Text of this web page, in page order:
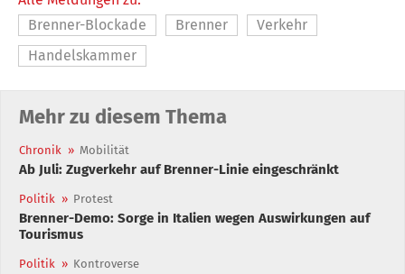
Brenner-Blockade
Brenner
Verkehr
Handelskammer
Mehr zu diesem Thema
Chronik » Mobilität
Ab Juli: Zugverkehr auf Brenner-Linie eingeschränkt
Politik » Protest
Brenner-Demo: Sorge in Italien wegen Auswirkungen auf
Tourismus
Politik » Kontroverse